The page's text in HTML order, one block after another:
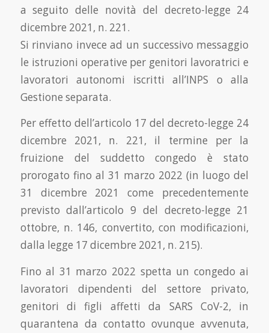
a seguito delle novità del decreto-legge 24
dicembre 2021, n. 221.
Si rinviano invece ad un successivo messaggio
le istruzioni operative per genitori lavoratrici e
lavoratori autonomi iscritti all’INPS o alla
Gestione separata.
Per effetto dell’articolo 17 del decreto-legge 24
dicembre 2021, n. 221, il termine per la
fruizione del suddetto congedo è stato
prorogato fino al 31 marzo 2022 (in luogo del
31 dicembre 2021 come precedentemente
previsto dall’articolo 9 del decreto-legge 21
ottobre, n. 146, convertito, con modificazioni,
dalla legge 17 dicembre 2021, n. 215).
Fino al 31 marzo 2022 spetta un congedo ai
lavoratori dipendenti del settore privato,
genitori di figli affetti da SARS CoV-2, in
quarantena da contatto ovunque avvenuta,